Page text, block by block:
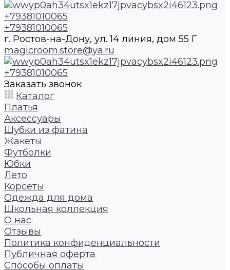
+79381010065
+79381010065
г. Ростов-на-Дону, ул. 14 линия, дом 55 Г
magicroom.store@ya.ru
+79381010065
Заказать звонок
Каталог
Платья
Аксессуары
Шубки из фатина
Жакеты
Футболки
Юбки
Лето
Корсеты
Одежда для дома
Школьная коллекция
О нас
Отзывы
Политика конфиденциальности
Публичная оферта
Способы оплаты